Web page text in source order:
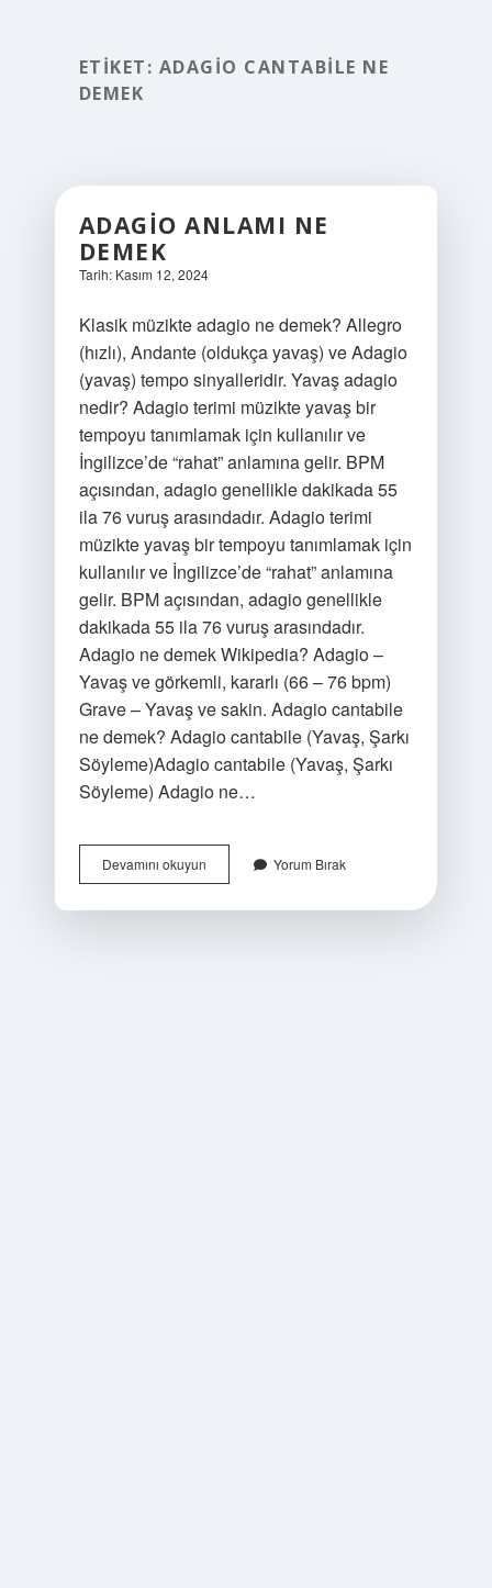
ETIKET: ADAGIO CANTABILE NE
DEMEK
ADAGIO ANLAMI NE
DEMEK
Tarih: Kasım 12, 2024
Klasik müzikte adagio ne demek? Allegro
(hızlı), Andante (oldukça yavaş) ve Adagio
(yavaş) tempo sinyalleridir. Yavaş adagio
nedir? Adagio terimi müzikte yavaş bir
tempoyu tanımlamak için kullanılır ve
İngilizce’de “rahat” anlamına gelir. BPM
açısından, adagio genellikle dakikada 55
ila 76 vuruş arasındadır. Adagio terimi
müzikte yavaş bir tempoyu tanımlamak için
kullanılır ve İngilizce’de “rahat” anlamına
gelir. BPM açısından, adagio genellikle
dakikada 55 ila 76 vuruş arasındadır.
Adagio ne demek Wikipedia? Adagio –
Yavaş ve görkemli, kararlı (66 – 76 bpm)
Grave – Yavaş ve sakin. Adagio cantabile
ne demek? Adagio cantabile (Yavaş, Şarkı
Söyleme)Adagio cantabile (Yavaş, Şarkı
Söyleme) Adagio ne…
Devamını okuyunAdagio
Anlamı
Yorum Bırak